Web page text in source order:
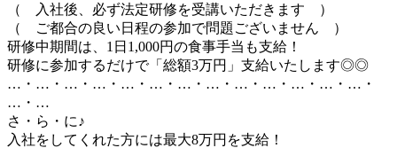
（ 入社後、必ず法定研修を受講いただきます ）
（ ご都合の良い日程の参加で問題ございません ）
研修中期間は、1日1,000円の食事手当も支給！
研修に参加するだけで「総額3万円」支給いたします◎◎
…・…・…・…・…・…・…・…・…・…・…・…・…・
…・…
さ・ら・に♪
入社をしてくれた方には最大8万円を支給！